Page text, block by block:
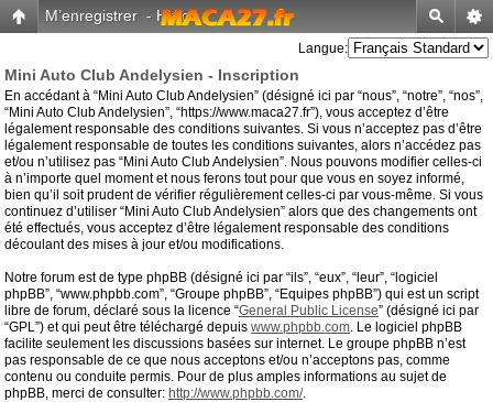
M’enregistrer - Home
Langue:
Mini Auto Club Andelysien - Inscription
En accédant à “Mini Auto Club Andelysien” (désigné ici par “nous”, “notre”, “nos”,
“Mini Auto Club Andelysien”, “https://www.maca27.fr”), vous acceptez d’être
légalement responsable des conditions suivantes. Si vous n’acceptez pas d’être
légalement responsable de toutes les conditions suivantes, alors n’accédez pas
et/ou n’utilisez pas “Mini Auto Club Andelysien”. Nous pouvons modifier celles-ci
à n’importe quel moment et nous ferons tout pour que vous en soyez informé,
bien qu’il soit prudent de vérifier régulièrement celles-ci par vous-même. Si vous
continuez d’utiliser “Mini Auto Club Andelysien” alors que des changements ont
été effectués, vous acceptez d’être légalement responsable des conditions
découlant des mises à jour et/ou modifications.
Notre forum est de type phpBB (désigné ici par “ils”, “eux”, “leur”, “logiciel
phpBB”, “www.phpbb.com”, “Groupe phpBB”, “Equipes phpBB”) qui est un script
libre de forum, déclaré sous la licence “General Public License” (désigné ici par
“GPL”) et qui peut être téléchargé depuis www.phpbb.com. Le logiciel phpBB
facilite seulement les discussions basées sur internet. Le groupe phpBB n’est
pas responsable de ce que nous acceptons et/ou n’acceptons pas, comme
contenu ou conduite permis. Pour de plus amples informations au sujet de
phpBB, merci de consulter: http://www.phpbb.com/.